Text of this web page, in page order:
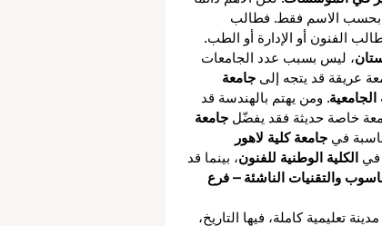
بحسب الاسم فقط. فطالب
الفنون أو الإدارة أو الطب.
، ليس بسبب عدد الجامعات
عريقة قد يتجه إلى جامعة
. ومن يهتم بالهندسة قد
خاصة حديثة فقد يفضّل جامعة
في جامعة كلية لاهور
في الكلية الوطنية للفنون، بينما قد
والتقنيات الناشئة – فرع
تعليمية كاملة، فيها التاريخ،